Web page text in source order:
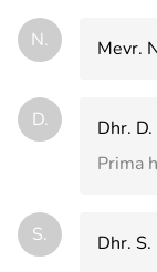
N. Mevr.
D.
Dhr.
Prima
S. Dhr.